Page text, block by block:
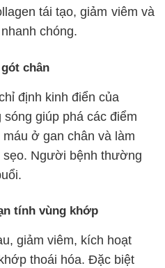
tái tạo, giảm viêm và
chóng.
chân
định kinh điển của
giúp phá các điểm
ở gan chân và làm
sẹo. Người bệnh thường
tính vùng khớp
giảm viêm, kích hoạt
thoái hóa. Đặc biệt